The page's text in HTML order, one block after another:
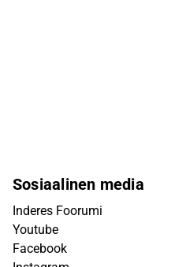
Sosiaalinen media
Inderes Foorumi
Youtube
Facebook